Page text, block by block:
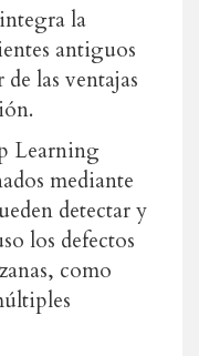
la
antiguos
las ventajas
Learning
mediante
detectar y
los defectos
como